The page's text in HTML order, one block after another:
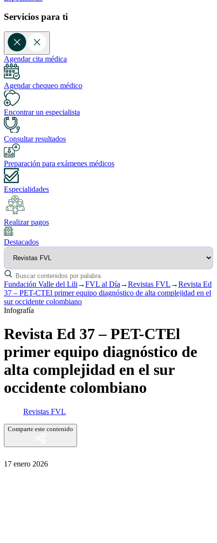
Servicios para ti
Agendar cita médica
Agendar chequeo médico
Encontrar un especialista
Consultar resultados
Preparación para exámenes médicos
Especialidades
Realizar pagos
Destacados
Fundación Valle del Lili →FVL al Día →Revistas FVL →Revista Ed
37 – PET-CTEl primer equipo diagnóstico de alta complejidad en el
sur occidente colombiano
Infografía
Revista Ed 37 – PET-CTEl
primer equipo diagnóstico de
alta complejidad en el sur
occidente colombiano
Revistas FVL
Comparte este contenido
17 enero 2026